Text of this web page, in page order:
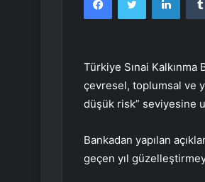
Türkiye Sınai
çevresel, toplumsal ve
düşük risk” seviyesine
Bankadan yapılan
geçen yıl